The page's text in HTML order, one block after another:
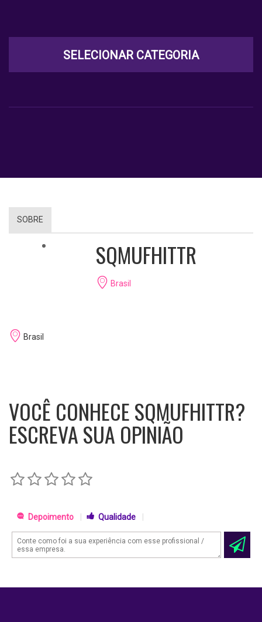
SELECIONAR CATEGORIA
SOBRE
SQMUFHITTR
Brasil
Brasil
VOCÊ CONHECE SQMUFHITTR?
ESCREVA SUA OPINIÃO
Depoimento Qualidade